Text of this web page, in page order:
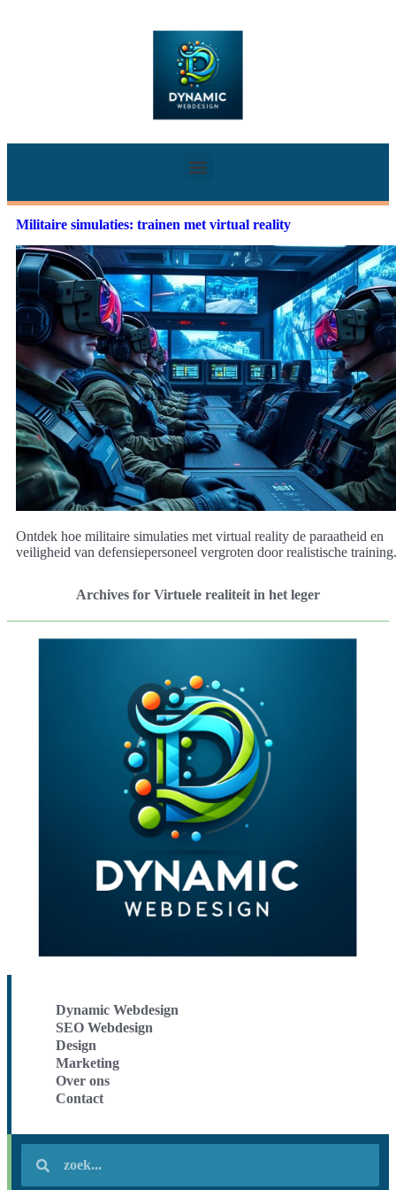
Militaire simulaties: trainen met virtual reality
Ontdek hoe militaire simulaties met virtual reality de paraatheid en
veiligheid van defensiepersoneel vergroten door realistische training.
Archives for Virtuele realiteit in het leger
Dynamic Webdesign
SEO Webdesign
Design
Marketing
Over ons
Contact